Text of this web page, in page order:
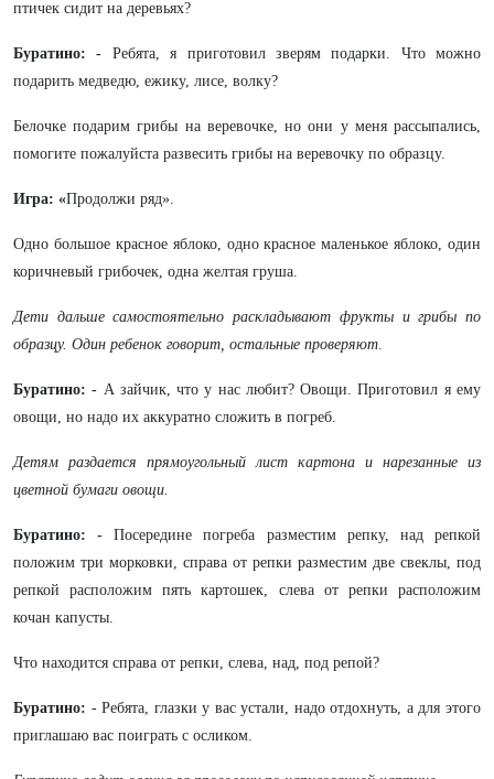
птичек сидит на деревьях?
Буратино: - Ребята, я приготовил зверям подарки. Что можно
подарить медведю, ежику, лисе, волку?
Белочке подарим грибы на веревочке, но они у меня рассыпались,
помогите пожалуйста развесить грибы на веревочку по образцу.
Игра: «Продолжи ряд».
Одно большое красное яблоко, одно красное маленькое яблоко, один
коричневый грибочек, одна желтая груша.
Дети дальше самостоятельно раскладывают фрукты и грибы по
образцу. Один ребенок говорит, остальные проверяют.
Буратино: - А зайчик, что у нас любит? Овощи. Приготовил я ему
овощи, но надо их аккуратно сложить в погреб.
Детям раздается прямоугольный лист картона и нарезанные из
цветной бумаги овощи.
Буратино: - Посередине погреба разместим репку, над репкой
положим три морковки, справа от репки разместим две свеклы, под
репкой расположим пять картошек, слева от репки расположим
кочан капуcты.
Что находится справа от репки, слева, над, под репой?
Буратино: - Ребята, глазки у вас устали, надо отдохнуть, а для этого
приглашаю вас поиграть с осликом.